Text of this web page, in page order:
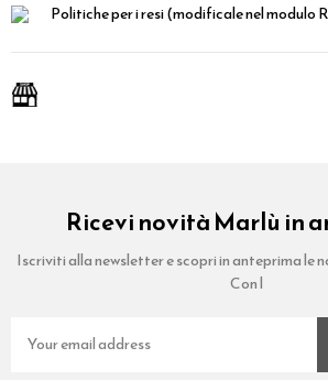
Politiche per i resi(modificale nel modulo
Ricevi novità Marlù in
Iscriviti alla newsletter e scopri in anteprima le
Con l